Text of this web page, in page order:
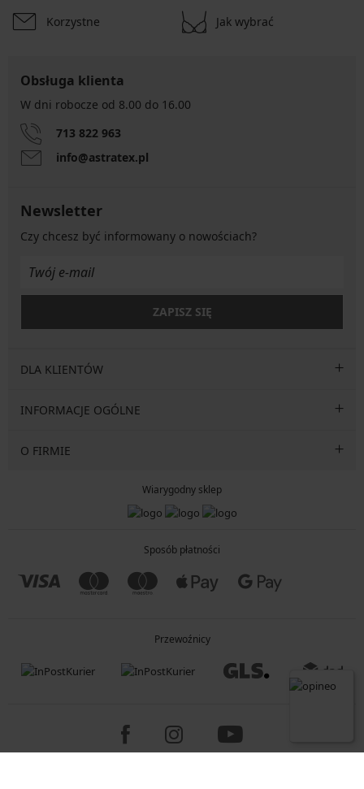
Korzystne Jak wybrać
Obsługa klienta
W dni robocze od 8.00 do 16.00
713 822 963
info@astratex.pl
Newsletter
Czy chcesz być informowany o nowościach?
ZAPISZ SIĘ
DLA KLIENTÓW
INFORMACJE OGÓLNE
O FIRMIE
Wiarygodny sklep
Sposób płatności
Przewoźnicy